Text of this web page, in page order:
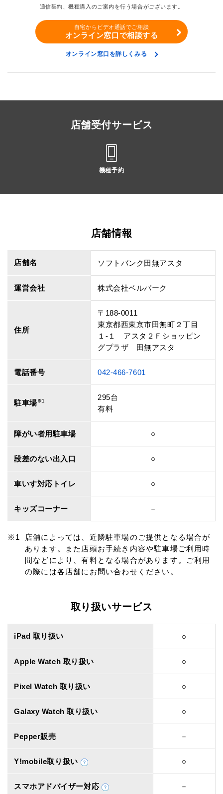
通信契約、機種購入のご案内を行う場合がございます。
自宅からビデオ通話でご相談
オンライン窓口で相談する
オンライン窓口を詳しくみる
店舗受付サービス
機種予約
店舗情報
店舗名 ソフトバンク田無アスタ
運営会社 株式会社ベルパーク
住所
〒188-0011
東京都西東京市田無町２丁目
１‐１ アスタ２Ｆショッピン
グプラザ 田無アスタ
電話番号 042-466-7601
駐車場※1
295台
有料
障がい者用駐車場 ○
段差のない出入口 ○
車いす対応トイレ ○
キッズコーナー －
店舗によっては、近隣駐車場のご提供となる場合が
あります。また店頭お手続き内容や駐車場ご利用時
間などにより、有料となる場合があります。ご利用
の際には各店舗にお問い合わせください。
取り扱いサービス
iPad 取り扱い ○
Apple Watch 取り扱い ○
Pixel Watch 取り扱い ○
Galaxy Watch 取り扱い ○
Pepper販売 －
Y!mobile取り扱い ○
スマホアドバイザー対応 －